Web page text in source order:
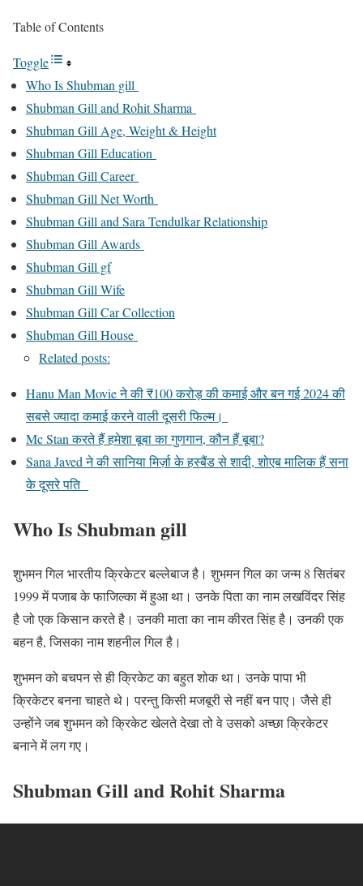
Table of Contents
Toggle
Who Is Shubman gill
Shubman Gill and Rohit Sharma
Shubman Gill Age, Weight & Height
Shubman Gill Education
Shubman Gill Career
Shubman Gill Net Worth
Shubman Gill and Sara Tendulkar Relationship
Shubman Gill Awards
Shubman Gill gf
Shubman Gill Wife
Shubman Gill Car Collection
Shubman Gill House
Related posts:
Hanu Man Movie ने की ₹100 करोड़ की कमाई और बन गई 2024 की
सबसे ज्यादा कमाई करने वाली दूसरी फिल्म।
Mc Stan करते हैं हमेशा बूबा का गुणगान, कौन हैं बूबा?
Sana Javed ने की सानिया मिर्ज़ा के हस्बैंड से शादी, शोएब मालिक हैं सना
के दूसरे पति
Who Is Shubman gill
शुभमन गिल भारतीय क्रिकेटर बल्लेबाज है। शुभमन गिल का जन्म 8 सितंबर
1999 में पजाब के फाजिल्का में हुआ था। उनके पिता का नाम लखविंदर सिंह
है जो एक किसान करते है। उनकी माता का नाम कीरत सिंह है। उनकी एक
बहन है, जिसका नाम शहनील गिल है।
शुभमन को बचपन से ही क्रिकेट का बहुत शोक था। उनके पापा भी
क्रिकेटर बनना चाहते थे। परन्तु किसी मजबूरी से नहीं बन पाए। जैसे ही
उन्होंने जब शुभमन को क्रिकेट खेलते देखा तो वे उसको अच्छा क्रिकेटर
बनाने में लग गए।
Shubman Gill and Rohit Sharma